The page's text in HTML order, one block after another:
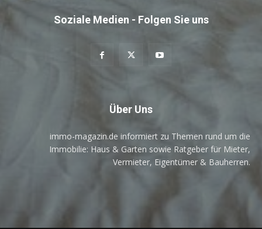
Soziale Medien - Folgen Sie uns
Über Uns
immo-magazin.de informiert zu Themen rund um die
Immobilie: Haus & Garten sowie Ratgeber für Mieter,
Vermieter, Eigentümer & Bauherren.